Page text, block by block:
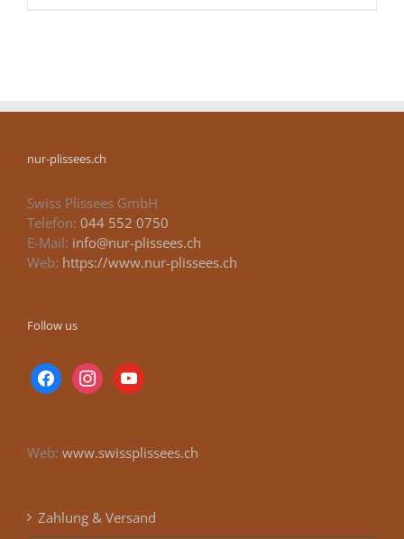
nur-plissees.ch
Swiss Plissees GmbH
Telefon: 044 552 0750
E-Mail: info@nur-plissees.ch
Web: https://www.nur-plissees.ch
Follow us
facebookinstagramyoutube
Web: www.swissplissees.ch
Zahlung & Versand